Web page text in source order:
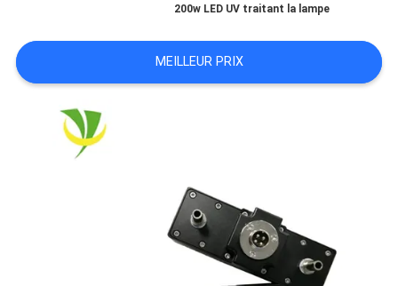
DEMANDEZ
CITATION
200w LED UV traitant la lampe
MEILLEUR PRIX